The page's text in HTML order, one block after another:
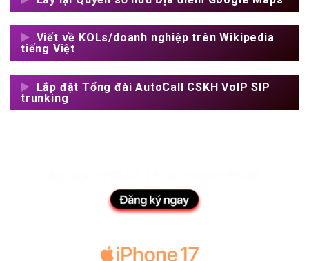
Viết về KOLs/doanh nghiệp trên Wikipedia
tiếng Việt
Lắp đặt Tổng đài AutoCall CSKH VoIP SIP
trunking